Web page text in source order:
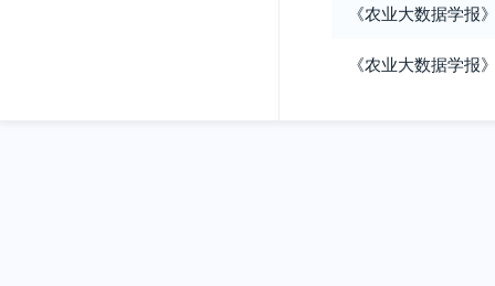
《农业大数据学报
《农业大数据学报